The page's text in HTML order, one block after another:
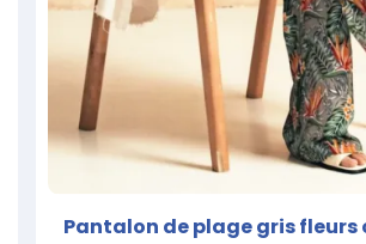
Pantalon de plage gris fleurs